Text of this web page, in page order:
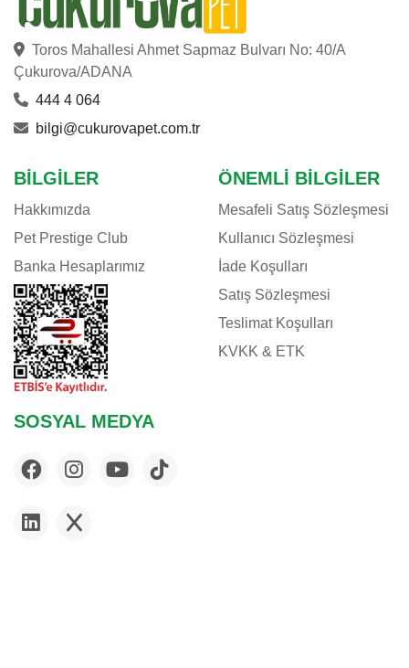
Toros Mahallesi Ahmet Sapmaz Bulvarı No: 40/A
Çukurova/ADANA
444 4 064
bilgi@cukurovapet.com.tr
BILGILER
Hakkımızda
Pet Prestige Club
Banka Hesaplarımız
ÖNEMLI BILGILER
Mesafeli Satış Sözleşmesi
Kullanıcı Sözleşmesi
İade Koşulları
Satış Sözleşmesi
Teslimat Koşulları
KVKK & ETK
SOSYAL MEDYA